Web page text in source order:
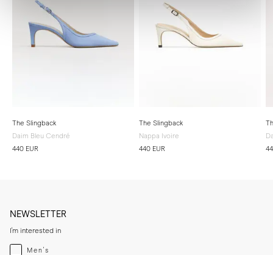
The Slingback
Daim Bleu Cendré
440 EUR
The Slingback
Nappa Ivoire
440 EUR
NEWSLETTER
I'm interested in
Menswear
Men's